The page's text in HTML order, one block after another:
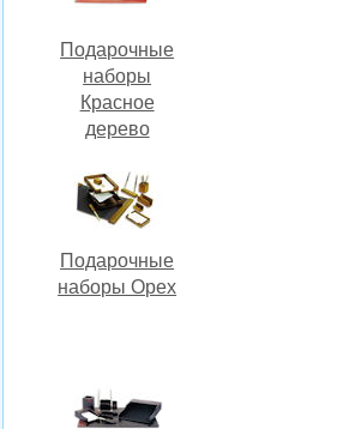
Подарочные
наборы
Красное
дерево
Подарочные
наборы Орех